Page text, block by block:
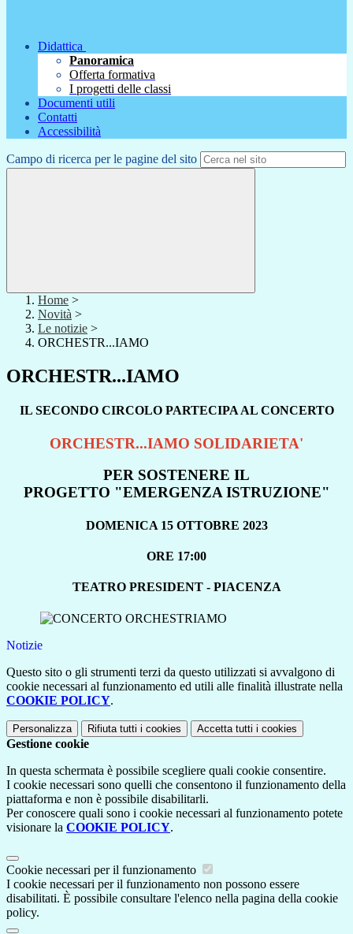
Didattica
Panoramica
Offerta formativa
I progetti delle classi
Documenti utili
Contatti
Accessibilità
Campo di ricerca per le pagine del sito
Home >
Novità >
Le notizie >
ORCHESTR...IAMO
ORCHESTR...IAMO
IL SECONDO CIRCOLO PARTECIPA AL CONCERTO
ORCHESTR...IAMO SOLIDARIETA'
PER SOSTENERE IL
PROGETTO "EMERGENZA ISTRUZIONE"
DOMENICA 15 OTTOBRE 2023
ORE 17:00
TEATRO PRESIDENT - PIACENZA
Notizie
Questo sito o gli strumenti terzi da questo utilizzati si avvalgono di
cookie necessari al funzionamento ed utili alle finalità illustrate nella
COOKIE POLICY.
Personalizza Rifiuta tutti i cookies Accetta tutti i cookies
Gestione cookie
In questa schermata è possibile scegliere quali cookie consentire.
I cookie necessari sono quelli che consentono il funzionamento della
piattaforma e non è possibile disabilitarli.
Per conoscere quali sono i cookie necessari al funzionamento potete
visionare la COOKIE POLICY.
Cookie necessari per il funzionamento
I cookie necessari per il funzionamento non possono essere
disabilitati. È possibile consultare l'elenco nella pagina della cookie
policy.